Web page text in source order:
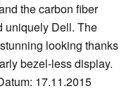
the carbon fiber
uniquely Dell. The
looking thanks
bezel-less display.
17.11.2015